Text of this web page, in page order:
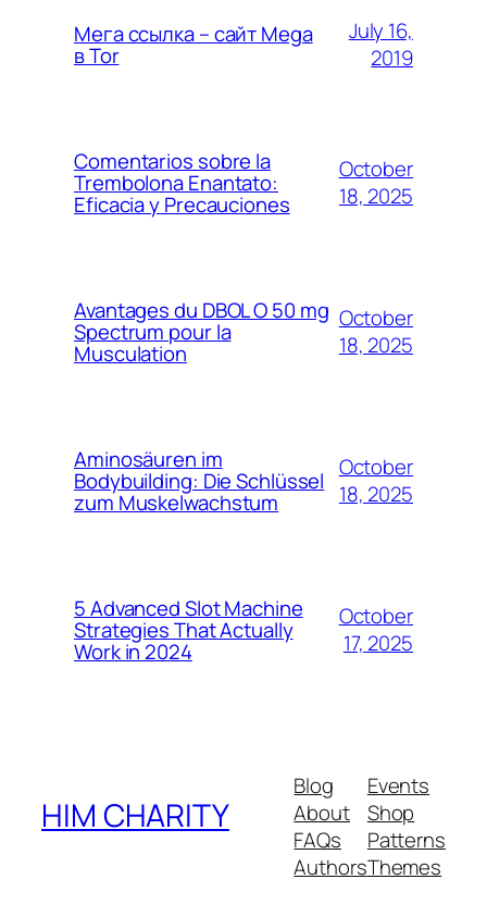
Мега ссылка – сайт Mega
в Tor
July 16,
2019
Comentarios sobre la
Trembolona Enantato:
Eficacia y Precauciones
October
18, 2025
Avantages du DBOL O 50 mg
Spectrum pour la
Musculation
October
18, 2025
Aminosäuren im
Bodybuilding: Die Schlüssel
zum Muskelwachstum
October
18, 2025
5 Advanced Slot Machine
Strategies That Actually
Work in 2024
October
17, 2025
HIM CHARITY
Blog
About
FAQs
Authors
Events
Shop
Patterns
Themes